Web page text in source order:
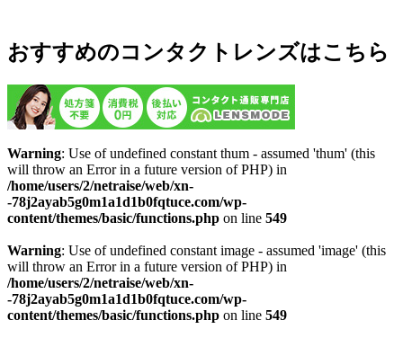
おすすめのコンタクトレンズはこちら
Warning: Use of undefined constant thum - assumed 'thum' (this
will throw an Error in a future version of PHP) in
/home/users/2/netraise/web/xn-
-78j2ayab5g0m1a1d1b0fqtuce.com/wp-
content/themes/basic/functions.php on line 549
Warning: Use of undefined constant image - assumed 'image' (this
will throw an Error in a future version of PHP) in
/home/users/2/netraise/web/xn-
-78j2ayab5g0m1a1d1b0fqtuce.com/wp-
content/themes/basic/functions.php on line 549